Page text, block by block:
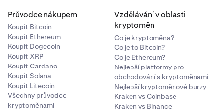
Průvodce nákupem
Koupit Bitcoin
Koupit Ethereum
Koupit Dogecoin
Koupit XRP
Koupit Cardano
Koupit Solana
Koupit Litecoin
Všechny průvodce
kryptoměnami
Vzdělávání v oblasti
kryptoměn
Co je kryptoměna?
Co je to Bitcoin?
Co je Ethereum?
Nejlepší platformy pro
obchodování s kryptoměnami
Nejlepší kryptoměnové burzy
Kraken vs Coinbase
Kraken vs Binance